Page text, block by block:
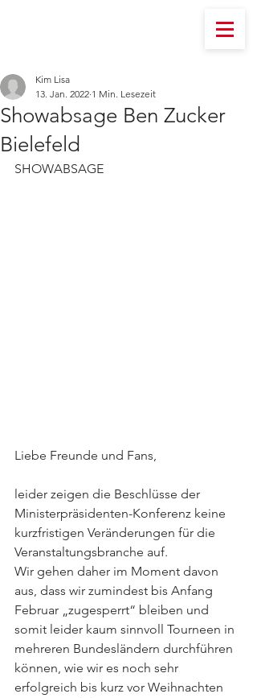
Showabsage Ben Zucker
Bielefeld
Kim Lisa
13. Jan. 2022 1 Min. Lesezeit
SHOWABSAGE
Liebe Freunde und Fans,
leider zeigen die Beschlüsse der
Ministerpräsidenten-Konferenz keine
kurzfristigen Veränderungen für die
Veranstaltungsbranche auf.
Wir gehen daher im Moment davon
aus, dass wir zumindest bis Anfang
Februar „zugesperrt“ bleiben und
somit leider kaum sinnvoll Tourneen in
mehreren Bundesländern durchführen
können, wie wir es noch sehr
erfolgreich bis kurz vor Weihnachten